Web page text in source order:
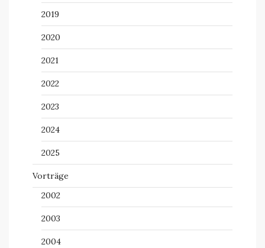
2019
2020
2021
2022
2023
2024
2025
Vorträge
2002
2003
2004